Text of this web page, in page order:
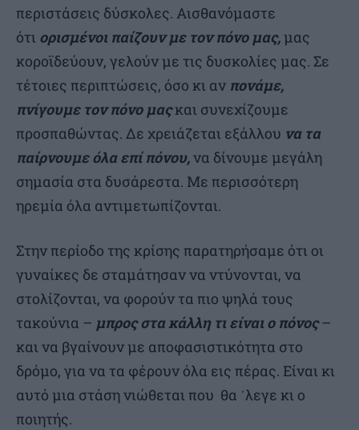
περιστάσεις δύσκολες. Αισθανόμαστε
ότι ορισμένοι παίζουν με τον πόνο μας, μας
κοροϊδεύουν, γελούν με τις δυσκολίες μας. Σε
τέτοιες περιπτώσεις, όσο κι αν πονάμε,
πνίγουμε τον πόνο μαςκαι συνεχίζουμε
προσπαθώντας. Δε χρειάζεται εξάλλου να τα
παίρνουμε όλα επί πόνου,να δίνουμε μεγάλη
σημασία στα δυσάρεστα. Με περισσότερη
ηρεμία όλα αντιμετωπίζονται.
Στην περίοδο της κρίσης παρατηρήσαμε ότι οι
γυναίκες δε σταμάτησαν να ντύνονται, να
στολίζονται, να φορούν τα πιο ψηλά τους
τακούνια – μπρος στα κάλλη τι είναι ο πόνος–
και να βγαίνουν με αποφασιστικότητα στο
δρόμο, για να τα φέρουν όλα εις πέρας. Είναι κι
αυτό μια στάση νιώθεται που θα ᾽λεγε κι ο
ποιητής.